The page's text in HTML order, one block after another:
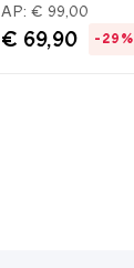
AP: € 99,00
€ 69,90 -29%